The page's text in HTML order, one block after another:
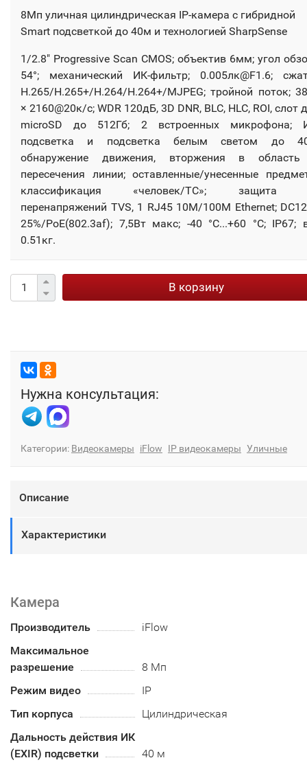
8Мп уличная цилиндрическая IP-камера с гибридной
Smart подсветкой до 40м и технологией SharpSense
1/2.8" Progressive Scan CMOS; объектив 6мм; угол
54°; механический ИК-фильтр; 0.005лк@F1.6;
H.265/H.265+/H.264/H.264+/MJPEG; тройной поток;
× 2160@20к/с; WDR 120дБ, 3D DNR, BLC, HLC, ROI, слот
microSD до 512Гб; 2 встроенных микрофона;
подсветка и подсветка белым светом до
обнаружение движения, вторжения в
пересечения линии; оставленные/унесенные
классификация «человек/ТС»; защита
перенапряжений TVS, 1 RJ45 10M/100M Ethernet;
25%/PoE(802.3af); 7,5Вт макс; -40 °C...+60 °C; IP67;
0.51кг.
В корзину
Нужна консультация:
Категории: Видеокамеры iFlow IP видеокамеры Уличные
Описание
Характеристики
Камера
Производитель
iFlow
Максимальное
разрешение
8 Мп
Режим видео
IP
Тип корпуса
Цилиндрическая
Дальность действия ИК
(EXIR) подсветки
40 м